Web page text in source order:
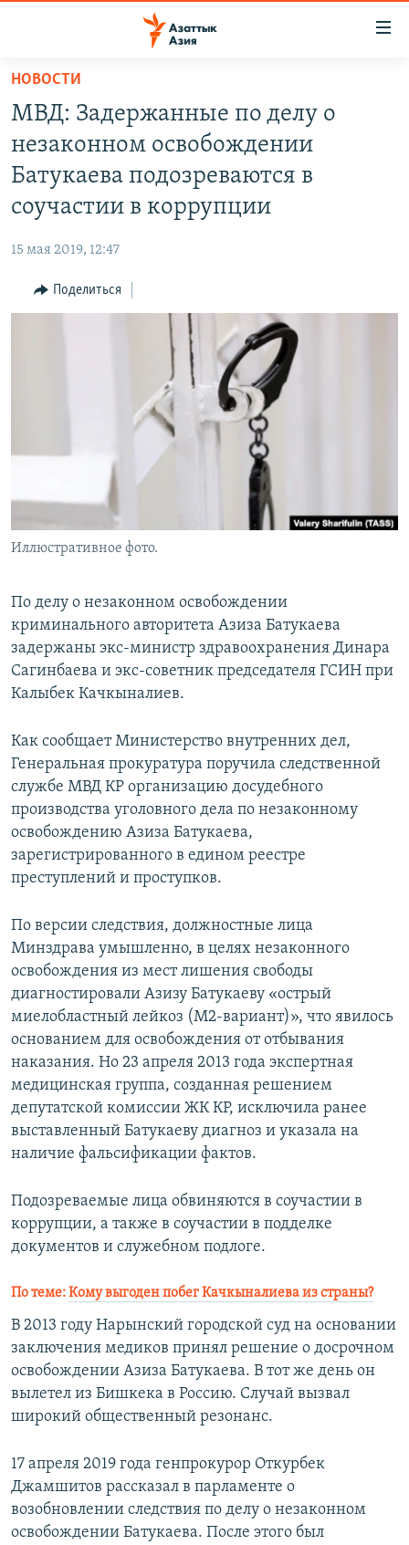
Вернуться
основному
содержанию
Вернутся
главной
Вернутся
поиску
НОВОСТИ
ВОЙНА В УКРАИНЕ
ЎЗБЕКЧА
ПОДПИШИТЕСЬ НА НАС В СОЦСЕТЯХ
НОВОСТИ
МВД: Задержанные по делу о
незаконном освобождении
Батукаева подозреваются в
соучастии в коррупции
15 мая 2019, 12:47
Поделиться
Иллюстративное фото.
По делу о незаконном освобождении
криминального авторитета Азиза Батукаева
задержаны экс-министр здравоохранения Динара
Сагинбаева и экс-советник председателя ГСИН при
Калыбек Качкыналиев.
Как сообщает Министерство внутренних дел,
Генеральная прокуратура поручила следственной
службе МВД КР организацию досудебного
производства уголовного дела по незаконному
освобождению Азиза Батукаева,
зарегистрированного в едином реестре
преступлений и проступков.
По версии следствия, должностные лица
Минздрава умышленно, в целях незаконного
освобождения из мест лишения свободы
диагностировали Азизу Батукаеву «острый
миелобластный лейкоз (М2-вариант)», что явилось
основанием для освобождения от отбывания
наказания. Но 23 апреля 2013 года экспертная
медицинская группа, созданная решением
депутатской комиссии ЖК КР, исключила ранее
выставленный Батукаеву диагноз и указала на
наличие фальсификации фактов.
Подозреваемые лица обвиняются в соучастии в
коррупции, а также в соучастии в подделке
документов и служебном подлоге.
По теме:Кому выгоден побег Качкыналиева из страны?
В 2013 году Нарынский городской суд на основании
заключения медиков принял решение о досрочном
освобождении Азиза Батукаева. В тот же день он
вылетел из Бишкека в Россию. Случай вызвал
широкий общественный резонанс.
17 апреля 2019 года генпрокурор Откурбек
Джамшитов рассказал в парламенте о
возобновлении следствия по делу о незаконном
освобождении Батукаева. После этого был